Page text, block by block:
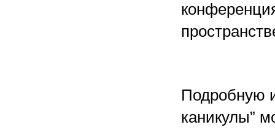
Подробную
каникулы”